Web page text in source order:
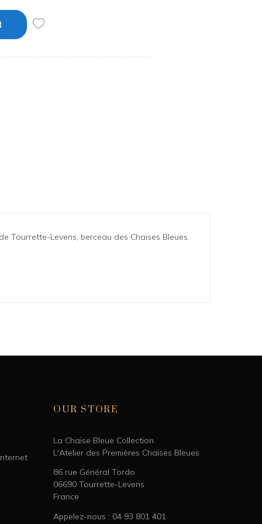
Tourrette-Levens, berceau des Chaises Bleues
OUR STORE
La Chaise Bleue Collection
L'Atelier des Premières Chaises Bleues
86 rue Général Tordo
06690 Tourrette-Levens
France
Appelez-nous : 04 93 801 401